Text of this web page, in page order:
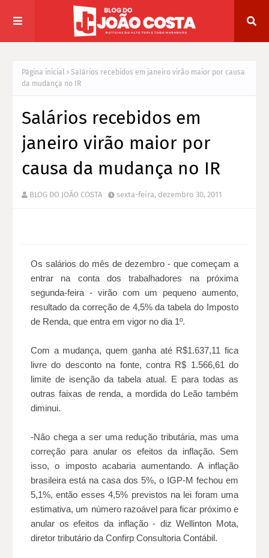
Página inicial
Salários recebidos em janeiro virão maior por causa
da mudança no IR
Salários recebidos em
janeiro virão maior por
causa da mudança no IR
BLOG DO JOÃO COSTA sexta-feira, dezembro 30, 2011
Os salários do mês de dezembro - que começam a
entrar na conta dos trabalhadores na próxima
segunda-feira - virão com um pequeno aumento,
resultado da correção de 4,5% da tabela do Imposto
de Renda, que entra em vigor no dia 1º.
Com a mudança, quem ganha até R$1.637,11 fica
livre do desconto na fonte, contra R$ 1.566,61 do
limite de isenção da tabela atual. E para todas as
outras faixas de renda, a mordida do Leão também
diminui.
-Não chega a ser uma redução tributária, mas uma
correção para anular os efeitos da inflação. Sem
isso, o imposto acabaria aumentando. A inflação
brasileira está na casa dos 5%, o IGP-M fechou em
5,1%, então esses 4,5% previstos na lei foram uma
estimativa, um número razoável para ficar próximo e
anular os efeitos da inflação - diz Wellinton Mota,
diretor tributário da Confirp Consultoria Contábil.